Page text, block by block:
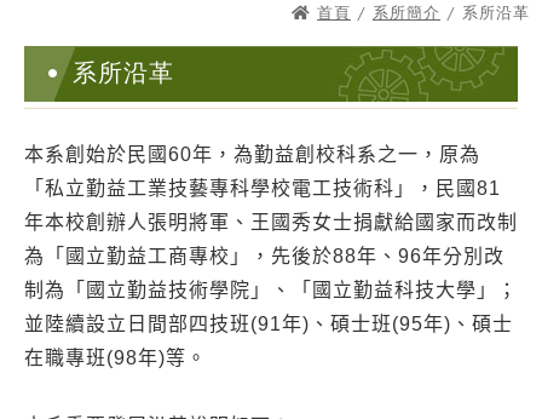
首頁 / 系所簡介 / 系所沿革
系所沿革
本系創始於民國60年，為勤益創校科系之一，原為
「私立勤益工業技藝專科學校電工技術科」，民國81
年本校創辦人張明將軍、王國秀女士捐獻給國家而改制
為「國立勤益工商專校」，先後於88年、96年分別改
制為「國立勤益技術學院」、「國立勤益科技大學」；
並陸續設立日間部四技班(91年)、碩士班(95年)、碩士
在職專班(98年)等。